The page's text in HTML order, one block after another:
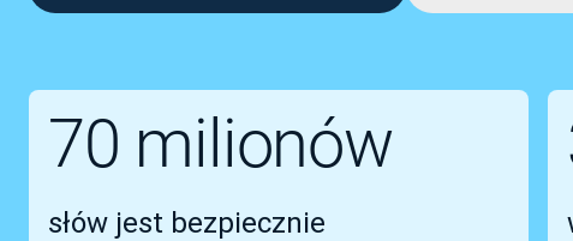
70 milionów
słów jest bezpiecznie